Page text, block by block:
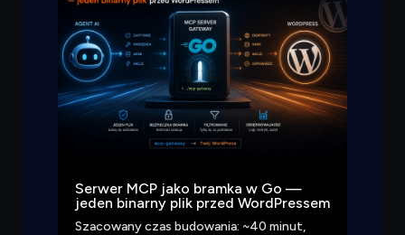
Serwer MCP jako bramka w Go —
jeden binarny plik przed WordPressem
Szacowany czas budowania: ~40 minut,